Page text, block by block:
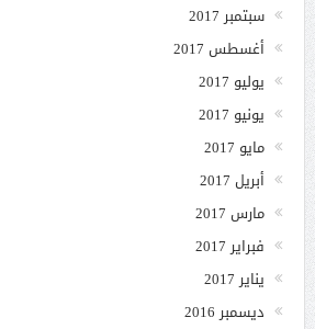
سبتمبر 2017
أغسطس 2017
يوليو 2017
يونيو 2017
مايو 2017
أبريل 2017
مارس 2017
فبراير 2017
يناير 2017
ديسمبر 2016